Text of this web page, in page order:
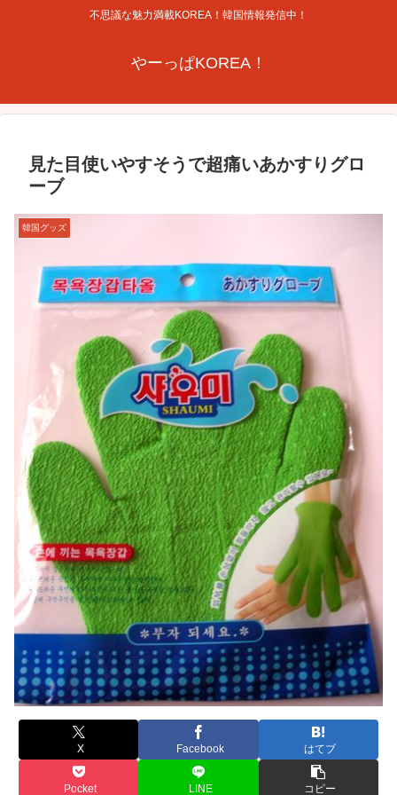
不思議な魅力満載KOREA！韓国情報発信中！
やーっぱKOREA！
見た目使いやすそうで超痛いあかすりグロ
ーブ
韓国グッズ
X Facebook はてブ
Pocket LINE コピー